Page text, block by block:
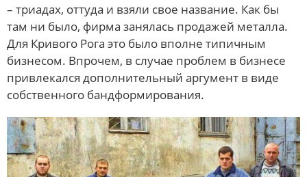
– триадах, оттуда и взяли свое название. Как бы
там ни было, фирма занялась продажей металла.
Для Кривого Рога это было вполне типичным
бизнесом. Впрочем, в случае проблем в бизнесе
привлекался дополнительный аргумент в виде
собственного бандформирования.